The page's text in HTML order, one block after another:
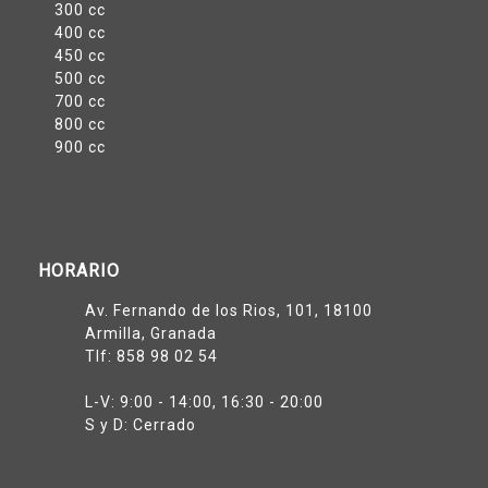
300 cc
400 cc
450 cc
500 cc
700 cc
800 cc
900 cc
HORARIO
Av. Fernando de los Rios, 101, 18100
Armilla, Granada
Tlf: 858 98 02 54
L-V: 9:00 - 14:00, 16:30 - 20:00
S y D: Cerrado